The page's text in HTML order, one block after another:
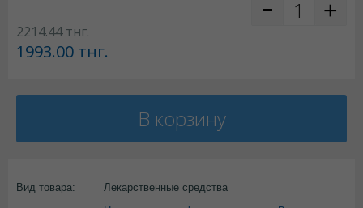
2214.44тнг.
1993.00 тнг.
В корзину
Вид товара: Лекарственные средства